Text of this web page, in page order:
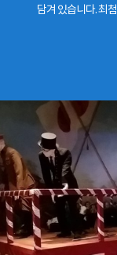
담겨 있습니다. 최